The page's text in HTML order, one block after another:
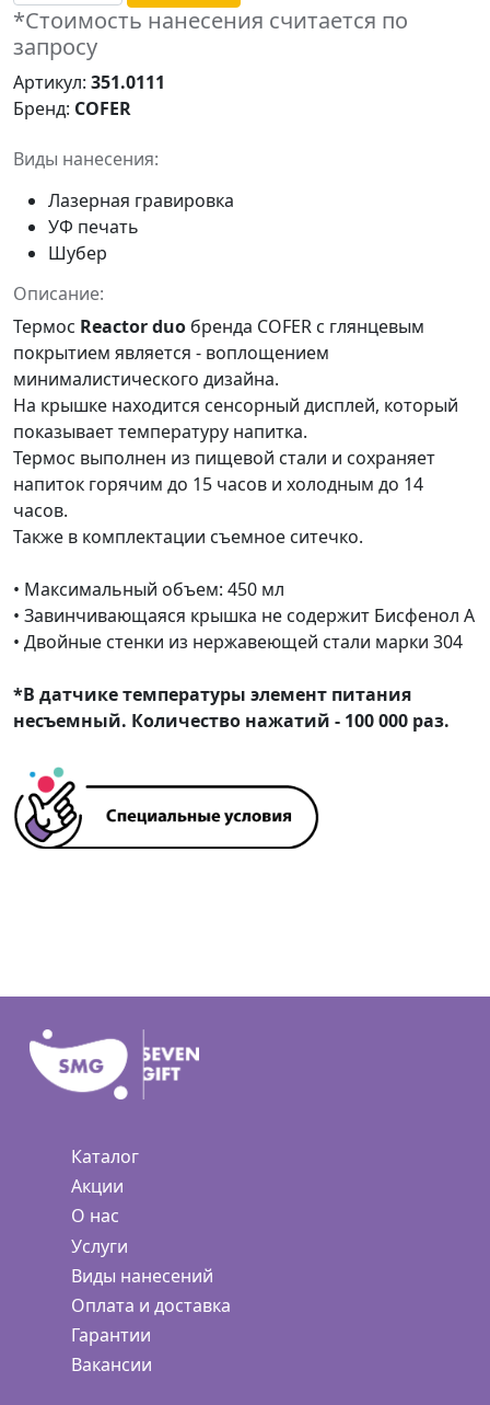
*Стоимость нанесения считается по
запросу
Артикул: 351.0111
Бренд: COFER
Виды нанесения:
Лазерная гравировка
УФ печать
Шубер
Описание:
Термос Reactor duo бренда COFER c глянцевым
покрытием является - воплощением
минималистического дизайна.
На крышке находится сенсорный дисплей, который
показывает температуру напитка.
Термос выполнен из пищевой стали и сохраняет
напиток горячим до 15 часов и холодным до 14
часов.
Также в комплектации съемное ситечко.
• Максимальный объем: 450 мл
• Завинчивающаяся крышка не содержит Бисфенол А
• Двойные стенки из нержавеющей стали марки 304
*В датчике температуры элемент питания
несъемный. Количество нажатий - 100 000 раз.
Каталог
Акции
О нас
Услуги
Виды нанесений
Оплата и доставка
Гарантии
Вакансии